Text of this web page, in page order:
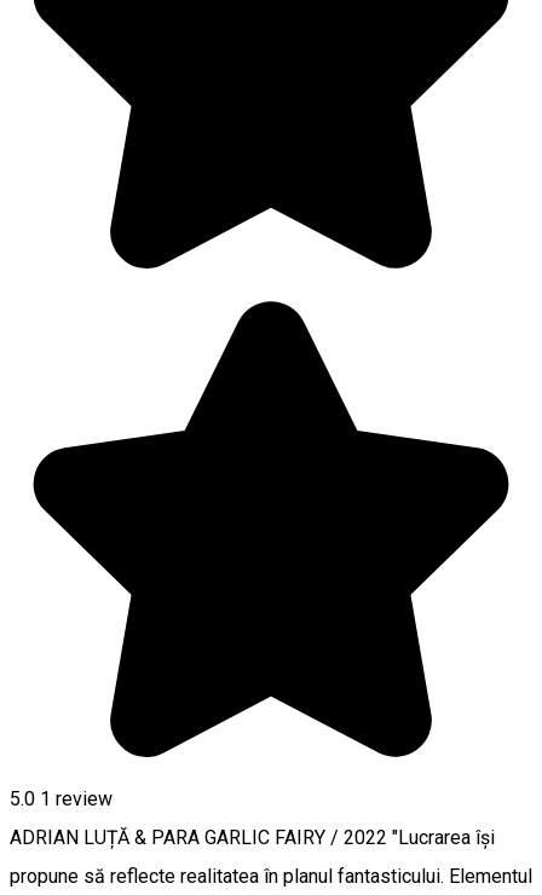
5.0 1 review
ADRIAN LUȚĂ & PARA GARLIC FAIRY / 2022 "Lucrarea își
propune să reflecte realitatea în planul fantasticului. Elementul